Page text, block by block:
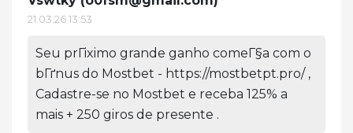
21.03.26 13:53
Seu prГіximo grande ganho comeГ§a com o
bГґnus do Mostbet - https://mostbetpt.pro/ ,
Cadastre-se no Mostbet e receba 125% a
mais + 250 giros de presente .